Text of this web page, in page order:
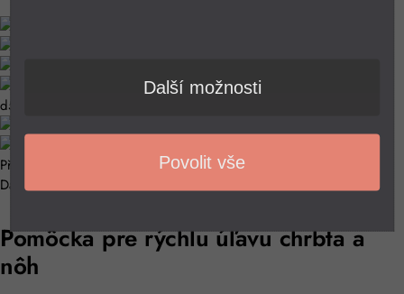
Předchozí
Další
Pomôcka pre rýchlu úľavu chrbta a
nôh
Další možnosti
Povolit vše